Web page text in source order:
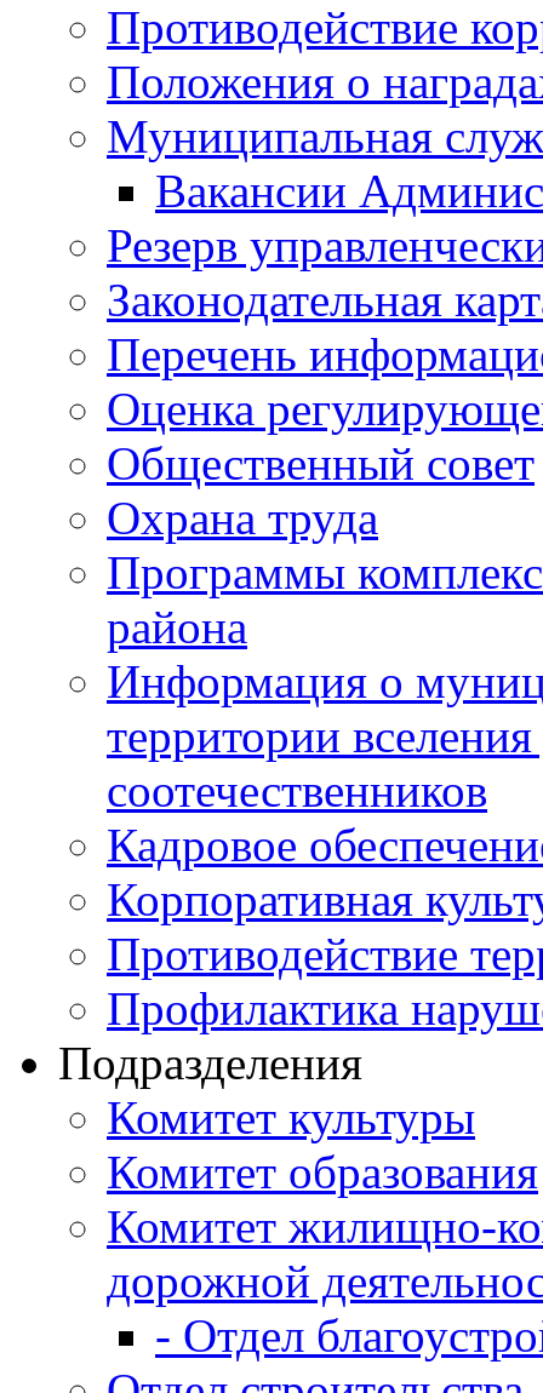
Противодействие
Положения о
Муниципальная
Вакансии
Резерв
Законодательная
Перечень
Оценка
Общественный совет
Охрана труда
Программы
района
Информация о
территории
соотечественников
Кадровое
Корпоративная
Противодействие
Профилактика
Подразделения
Комитет культуры
Комитет образования
Комитет жилищно-
дорожной
- Отдел